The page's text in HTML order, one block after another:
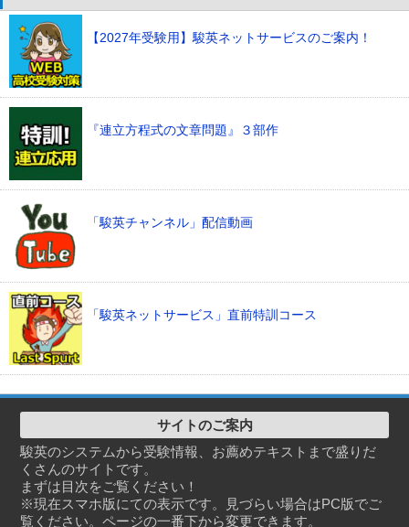
【2027年受験用】駿英ネットサービスのご案内！
『連立方程式の文章問題』３部作
「駿英チャンネル」配信動画
「駿英ネットサービス」直前特訓コース
サイトのご案内
駿英のシステムから受験情報、お薦めテキストまで盛りだ
くさんのサイトです。
まずは目次をご覧ください！
※現在スマホ版にての表示です。見づらい場合はPC版でご
覧ください。ページの一番下から変更できます。